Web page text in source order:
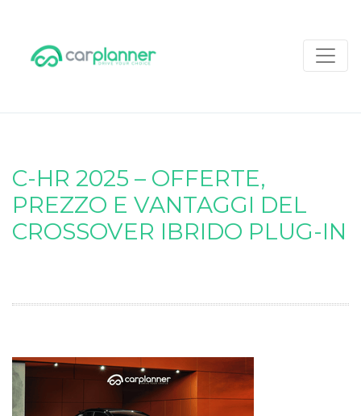
C-HR 2025 – OFFERTE,
PREZZO E VANTAGGI DEL
CROSSOVER IBRIDO PLUG-IN